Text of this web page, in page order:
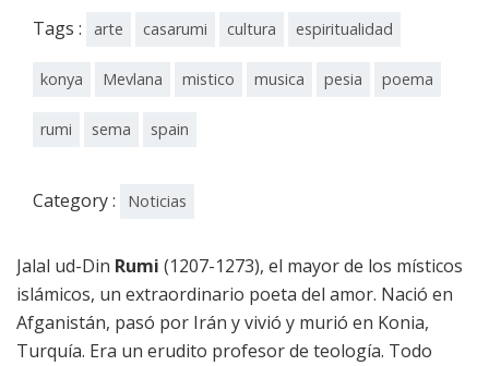
Tags : arte casarumi cultura espiritualidad
konya Mevlana mistico musica pesia poema
rumi sema spain
Category : Noticias
Jalal ud-Din Rumi (1207-1273), el mayor de los místicos
islámicos, un extraordinario poeta del amor. Nació en
Afganistán, pasó por Irán y vivió y murió en Konia,
Turquía. Era un erudito profesor de teología. Todo